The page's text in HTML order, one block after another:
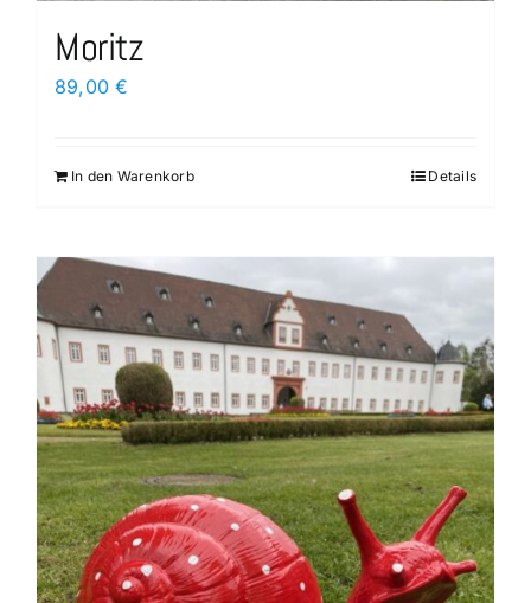
Moritz
89,00€
In den Warenkorb Details